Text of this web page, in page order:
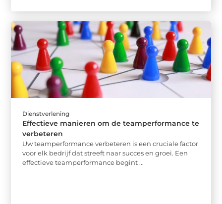
Dienstverlening
Effectieve manieren om de teamperformance te
verbeteren
Uw teamperformance verbeteren is een cruciale factor
voor elk bedrijf dat streeft naar succes en groei. Een
effectieve teamperformance begint ...